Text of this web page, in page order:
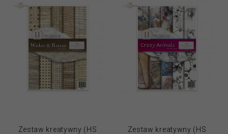
Zestaw kreatywny (HS
Zestaw kreatywny (HS